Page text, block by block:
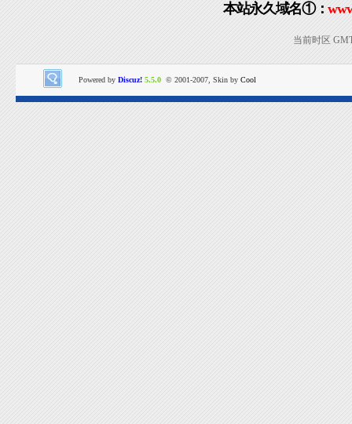
本站永久域名①：
当前时区
Powered by Discuz! 5.5.0 © 2001-2007, Skin by Cool